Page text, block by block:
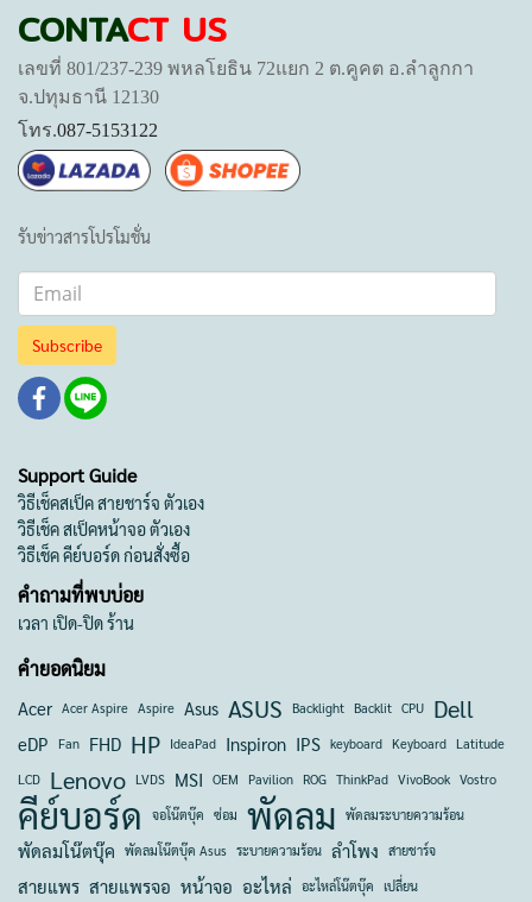
CONTACT US
เลขที่ 801/237-239 พหลโยธิน 72แยก 2 ต.คูคต อ.ลำลูกกา
จ.ปทุมธานี 12130
โทร.087-5153122
รับข่าวสารโปรโมชั่น
Subscribe
Support Guide
วิธีเช็คสเป็ค สายชาร์จ ตัวเอง
วิธีเช็ค สเป็คหน้าจอ ตัวเอง
วิธีเช็ค คีย์บอร์ด ก่อนสั่งซื้อ
คำถามที่พบบ่อย
เวลา เปิด-ปิด ร้าน
คำยอดนิยม
Acer Acer Aspire Aspire Asus ASUS Backlight Backlit CPU Dell
eDP Fan FHD HP IdeaPad Inspiron IPS keyboard Keyboard Latitude
LCD Lenovo LVDS MSI OEM Pavilion ROG ThinkPad VivoBook Vostro
คีย์บอร์ด จอโน๊ตบุ๊ค ซ่อม พัดลม พัดลมระบายความร้อน
พัดลมโน๊ตบุ๊ค พัดลมโน๊ตบุ๊ค Asus ระบายความร้อน ลำโพง สายชาร์จ
สายแพร สายแพรจอ หน้าจอ อะไหล่ อะไหล่โน๊ตบุ๊ค เปลี่ยน